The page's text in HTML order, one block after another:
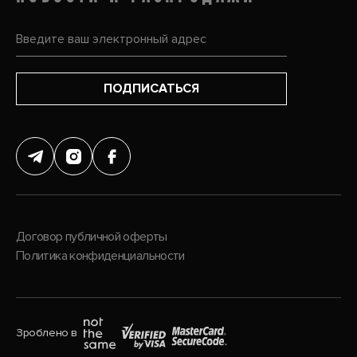
ПОДПИСАТЬСЯ
Договор публичной оферты
Политика конфиденциальности
Зроблено в